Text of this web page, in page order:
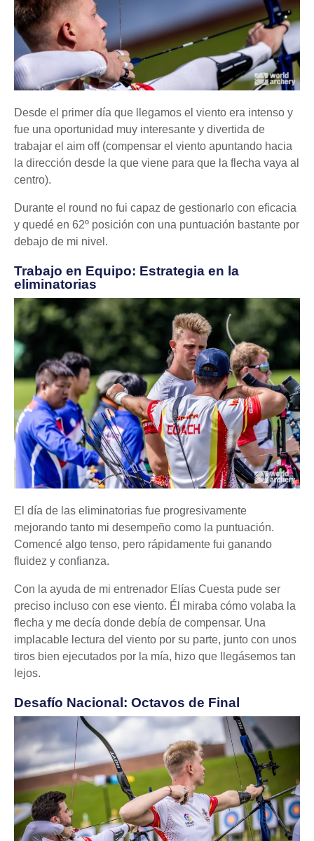
Desde el primer día que llegamos el viento era intenso y
fue una oportunidad muy interesante y divertida de
trabajar el aim off (compensar el viento apuntando hacia
la dirección desde la que viene para que la flecha vaya al
centro).
Durante el round no fui capaz de gestionarlo con eficacia
y quedé en 62º posición con una puntuación bastante por
debajo de mi nivel.
Trabajo en Equipo: Estrategia en la
eliminatorias
El día de las eliminatorias fue progresivamente
mejorando tanto mi desempeño como la puntuación.
Comencé algo tenso, pero rápidamente fui ganando
fluidez y confianza.
Con la ayuda de mi entrenador Elías Cuesta pude ser
preciso incluso con ese viento. Él miraba cómo volaba la
flecha y me decía donde debía de compensar. Una
implacable lectura del viento por su parte, junto con unos
tiros bien ejecutados por la mía, hizo que llegásemos tan
lejos.
Desafío Nacional: Octavos de Final